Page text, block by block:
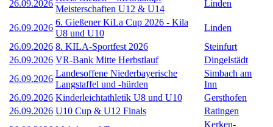
26.09.2026
Meisterschaften U12 & U14
Linden
26.09.2026
6. Gießener KiLa Cup 2026 - Kila
U8 und U10
Linden
26.09.2026 8. KILA-Sportfest 2026
Steinfurt
26.09.2026 VR-Bank Mitte Herbstlauf
Dingelstädt
26.09.2026
Landesoffene Niederbayerische
Langstaffel und -hürden
Simbach am
Inn
26.09.2026 Kinderleichtathletik U8 und U10
Gersthofen
26.09.2026 U10 Cup & U12 Finals
Ratingen
Kerken-